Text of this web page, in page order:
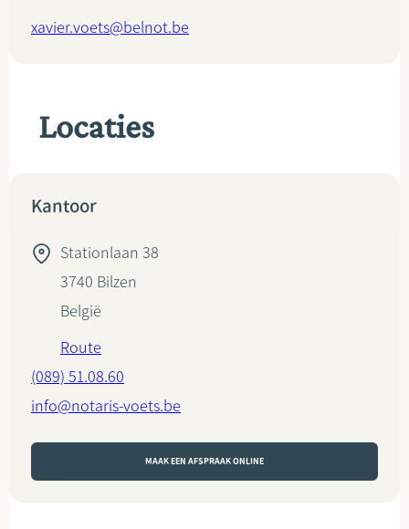
xavier.voets@belnot.be
Locaties
Kantoor
Stationlaan 38
3740 Bilzen
België
Route
(089) 51.08.60
info@notaris-voets.be
MAAK EEN AFSPRAAK ONLINE